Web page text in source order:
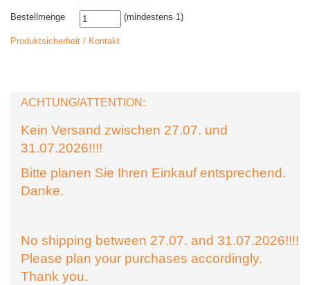
Bestellmenge (mindestens 1)
Produktsicherheit / Kontakt
ACHTUNG/ATTENTION:
Kein Versand zwischen 27.07. und
31.07.2026!!!!
Bitte planen Sie Ihren Einkauf entsprechend.
Danke.
No shipping between 27.07. and 31.07.2026!!!!
Please plan your purchases accordingly.
Thank you.